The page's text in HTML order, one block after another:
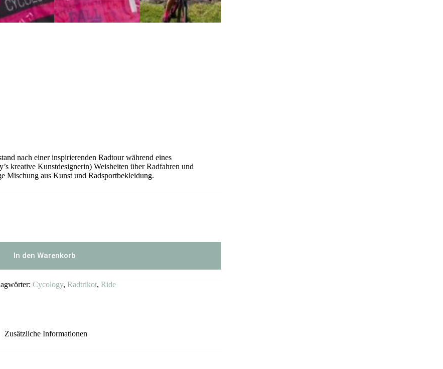
nach einer inspirierenden Radtour während eines
kreative Kunstdesignerin) Weisheiten über Radfahren und
Mischung aus Kunst und Radsportbekleidung.
In den Warenkorb
Cycology,Radtrikot,Ride
Zusätzliche Informationen